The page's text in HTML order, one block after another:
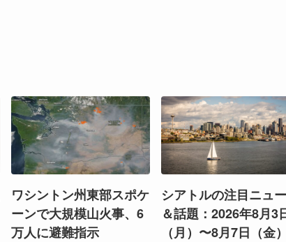
ワシントン州東部スポケ
ーンで大規模山火事、6
万人に避難指示
シアトルの注目ニュ
＆話題：2026年8月3
（月）〜8月7日（金